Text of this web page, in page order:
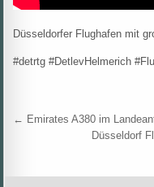
Düsseldorfer Flughafen mit
#detrtg #DetlevHelmerich
← Emirates A380 im
Düsseldorf